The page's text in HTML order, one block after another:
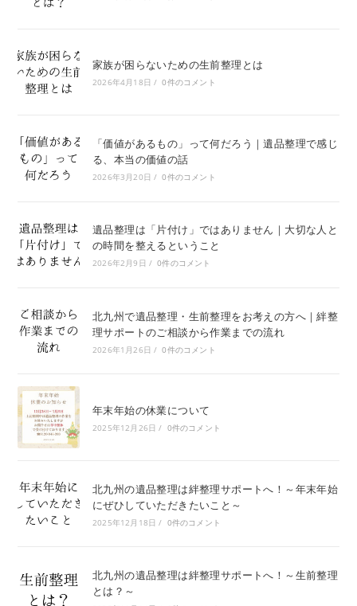
家族が困らないための生前整理とは
2026年4月18日 / 0件のコメント
「価値があるもの」って何だろう｜遺品整理で感じ
る、本当の価値の話
2026年3月20日 / 0件のコメント
遺品整理は「片付け」ではありません｜大切な人と
の時間を整えるということ
2026年2月9日 / 0件のコメント
北九州で遺品整理・生前整理をお考えの方へ｜絆整
理サポートのご相談から作業までの流れ
2026年1月26日 / 0件のコメント
年末年始の休業について
2025年12月26日 / 0件のコメント
北九州の遺品整理は絆整理サポートへ！～年末年始
にぜひしていただきたいこと～
2025年12月18日 / 0件のコメント
北九州の遺品整理は絆整理サポートへ！～生前整理
とは？～